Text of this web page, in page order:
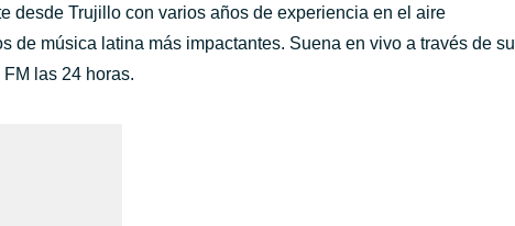
desde Trujillo con varios años de experiencia en el aire
de música latina más impactantes. Suena en vivo a través de su
las 24 horas.